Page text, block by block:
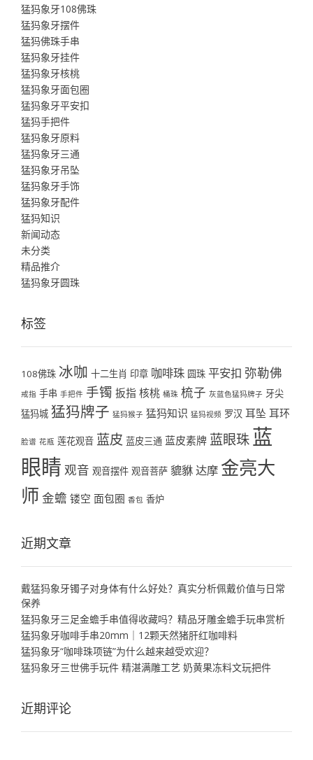
猛犸象牙108佛珠
猛犸象牙摆件
猛犸佛珠手串
猛犸象牙挂件
猛犸象牙核桃
猛犸象牙面包圈
猛犸象牙平安扣
猛犸手把件
猛犸象牙原料
猛犸象牙三通
猛犸象牙吊坠
猛犸象牙手饰
猛犸象牙配件
猛犸知识
新闻动态
未分类
精品推介
猛犸象牙圆珠
标签
108佛珠 冰咖 十二生肖 印章 咖啡珠 圆珠 平安扣 弥勒佛
戒指 手串 手把件 手镯 扳指 核桃 桶珠 梳子 灰蓝色猛犸牌子 牙尖
猛犸城 猛犸牌子 猛犸猴子 猛犸知识 猛犸视频 罗汉 耳坠 耳环
脸谱 花瓶 莲花观音 蓝皮 蓝皮三通 蓝皮素牌 蓝眼珠蓝
眼睛 观音 观音摆件 观音菩萨 貔貅达摩 金亮大
师 金蟾 镂空 面包圈 香包 香炉
近期文章
戴猛犸象牙镯子对身体有什么好处？真实分析佩戴价值与日常
保养
猛犸象牙三足金蟾手串值得收藏吗？精品牙雕金蟾手玩串赏析
猛犸象牙咖啡手串20mm｜12颗天然猪肝红咖啡料
猛犸象牙“咖啡珠项链”为什么越来越受欢迎？
猛犸象牙三世佛手玩件 精湛满雕工艺 奶黄果冻料文玩把件
近期评论